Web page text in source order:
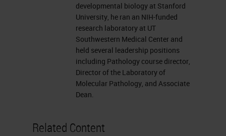
developmental biology at Stanford
University, he ran an NIH-funded
research laboratory at UT
Southwestern Medical Center and
held several leadership positions
including Pathology course director,
Director of the Laboratory of
Molecular Pathology, and Associate
Dean.
Related Content